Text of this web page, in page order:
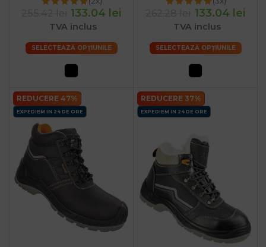
133.04 lei
TVA inclus
SELECTEAZĂ OPȚIUNILE
133.04 lei
TVA inclus
SELECTEAZĂ OPȚIUNILE
REDUCERE 47%
EXPEDIEM IN 24 DE ORE
REDUCERE 37%
EXPEDIEM IN 24 DE ORE